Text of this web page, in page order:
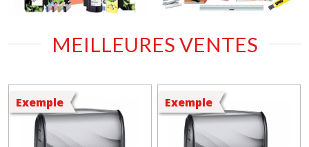
MEILLEURES VENTES
Exemple Exemple